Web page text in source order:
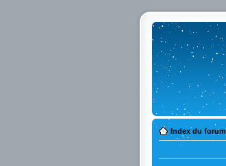
Index du forum